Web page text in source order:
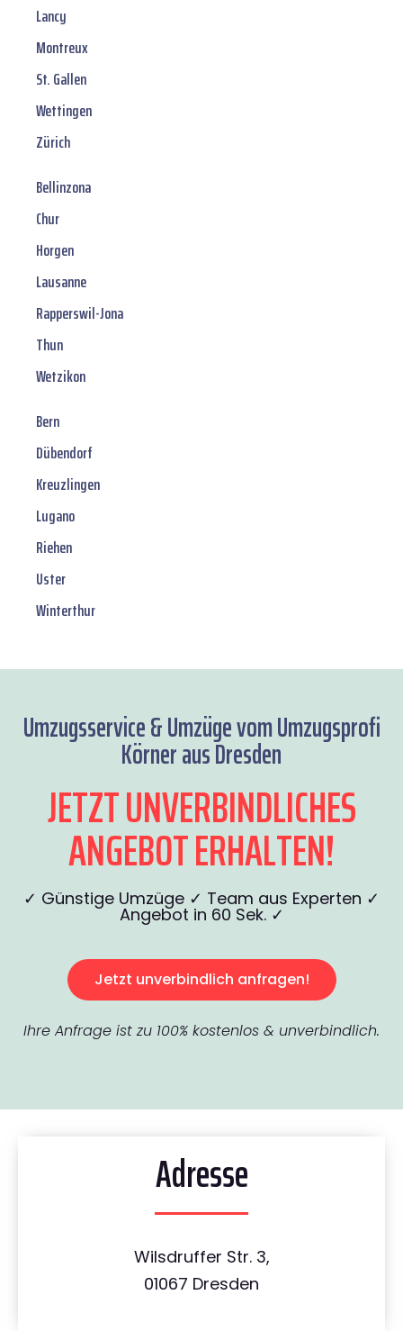
Lancy
Montreux
St. Gallen
Wettingen
Zürich
Bellinzona
Chur
Horgen
Lausanne
Rapperswil-Jona
Thun
Wetzikon
Bern
Dübendorf
Kreuzlingen
Lugano
Riehen
Uster
Winterthur
Umzugsservice & Umzüge vom Umzugsprofi
Körner aus Dresden
JETZT UNVERBINDLICHES
ANGEBOT ERHALTEN!
✓ Günstige Umzüge ✓ Team aus Experten ✓
Angebot in 60 Sek. ✓
Jetzt unverbindlich anfragen!
Ihre Anfrage ist zu 100% kostenlos & unverbindlich.
Adresse
Wilsdruffer Str. 3,
01067 Dresden